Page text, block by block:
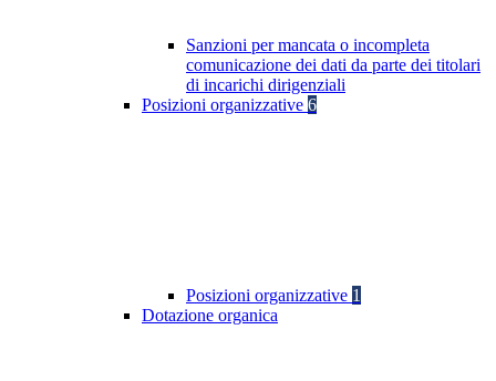
Sanzioni per mancata o incompleta
comunicazione dei dati da parte dei titolari
di incarichi dirigenziali
Posizioni organizzative 6
Posizioni organizzative 1
Dotazione organica